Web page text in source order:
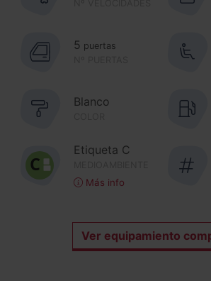
5 puertas
Blanco
Etiqueta C
Más info
Ver equipamiento